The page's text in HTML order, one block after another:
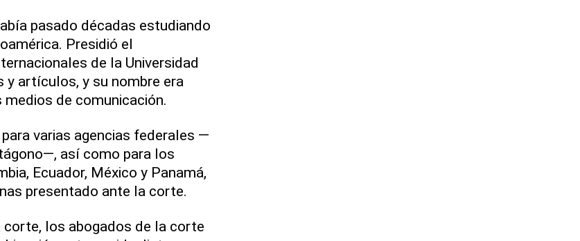
pasado décadas estudiando
Presidió el
de la Universidad
y artículos, y su nombre era
de comunicación.
varias agencias federales —
así como para los
Ecuador, México y Panamá,
presentado ante la corte.
los abogados de la corte